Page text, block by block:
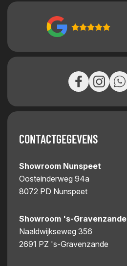
CONTACTGEGEVENS
Showroom Nunspeet
Oosteinderweg 94a
8072 PD Nunspeet
Showroom 's-Gravenzande
Naaldwijkseweg 356
2691 PZ 's-Gravenzande